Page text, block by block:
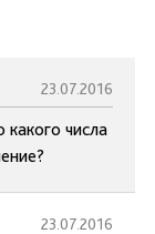
23.07.2016
какого числа
23.07.2016